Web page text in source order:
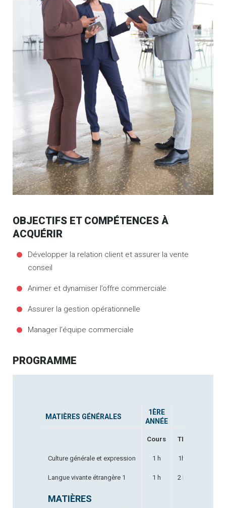
OBJECTIFS ET COMPÉTENCES À
ACQUÉRIR
Développer la relation client et assurer la vente
conseil
Animer et dynamiser l’offre commerciale
Assurer la gestion opérationnelle
Manager l’équipe commerciale
PROGRAMME
MATIÈRES GÉNÉRALES
1ÈRE
ANNÉE
Cours TD
Culture générale et expression 1 h 1h
Langue vivante étrangère 1 1 h 2 h
MATIÈRES